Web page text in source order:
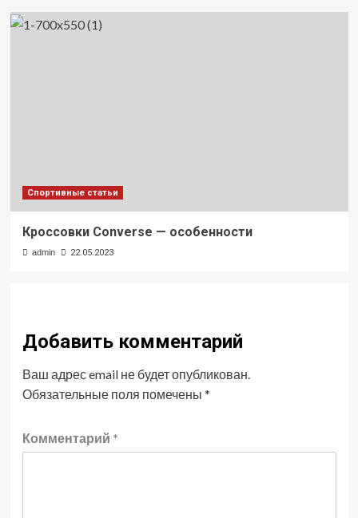
Спортивные статьи
Кроссовки Converse — особенности
admin 22.05.2023
Добавить комментарий
Ваш адрес email не будет опубликован.
Обязательные поля помечены *
Комментарий *